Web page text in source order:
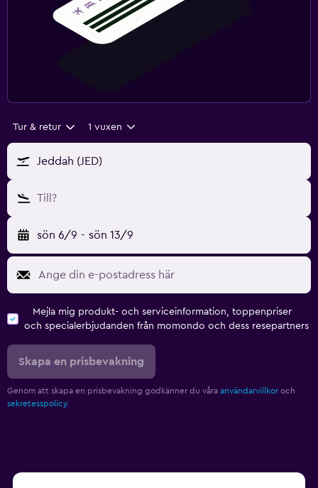
Tur & retur 1 vuxen
Jeddah (JED)
Till?
sön 6/9 - sön 13/9
Mejla mig produkt- och serviceinformation, toppenpriser
och specialerbjudanden från momondo och dess resepartners
Skapa en prisbevakning
Genom att skapa en prisbevakning godkänner du våra användarvillkor och
sekretesspolicy.